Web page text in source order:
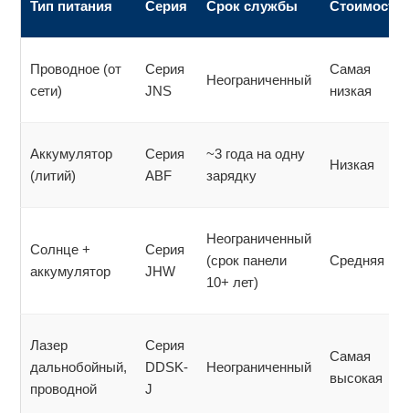
Тип питания Серия Срок службы Стоимость
Проводное (от
сети)
Серия
JNS
Неограниченный
Самая
низкая
Аккумулятор
(литий)
Серия
ABF
~3 года на одну
зарядку
Низкая
Солнце +
аккумулятор
Серия
JHW
Неограниченный
(срок панели
10+ лет)
Средняя
Лазер
дальнобойный,
проводной
Серия
DDSK-
J
Неограниченный
Самая
высокая